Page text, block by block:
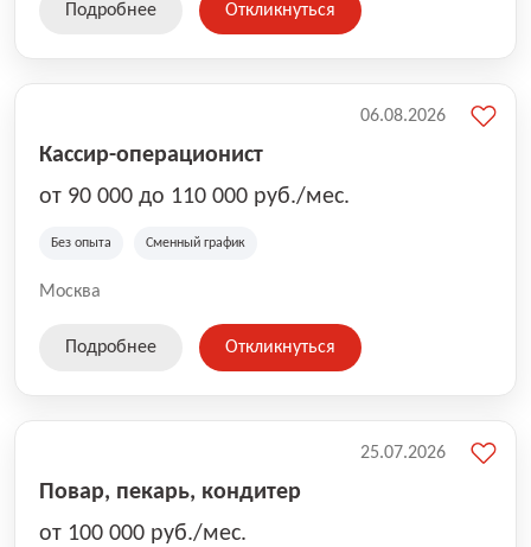
Подробнее Откликнуться
Кассир-операционист
от 90 000 до 110 000 руб./мес.
Без опыта Сменный график
Москва
06.08.2026
Подробнее Откликнуться
Повар, пекарь, кондитер
от 100 000 руб./мес.
25.07.2026